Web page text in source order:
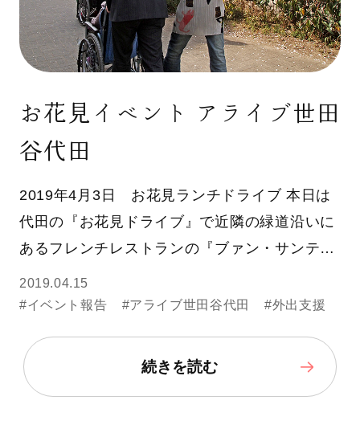
お花見イベント アライブ世田
谷代田
2019年4月3日 お花見ランチドライブ 本日は
代田の『お花見ドライブ』で近隣の緑道沿いに
あるフレンチレストランの『ブァン・サンテ…
2019.04.15
#イベント報告
#アライブ世田谷代田 #外出支援
続きを読む